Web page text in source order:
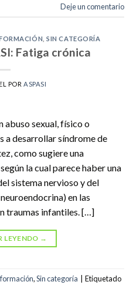
Deje un comentario
,SIN CATEGORÍA
Fatiga crónica
PORASPASI
abuso sexual, físico o
a desarrollar síndrome de
como sugiere una
la cual parece haber una
sistema nervioso y del
en las
traumas infantiles. […]
LEYENDO →
,Sin categoría
Etiquetado